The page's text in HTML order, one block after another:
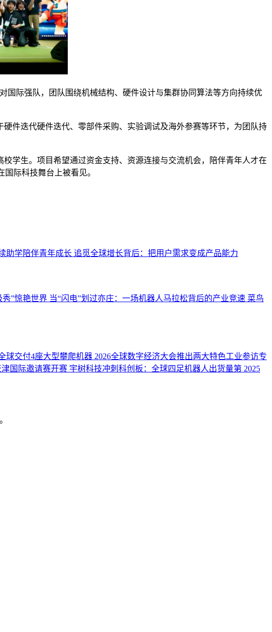
国际强队，团队围绕机械结构、硬件设计与集群协同算法等方向持续优
件迭代硬件迭代、零部件采购、实验调试及海外参赛等环节，为团队持
学生。项目希望通过资金支持、资源连接与交流机会，陪伴青年人才在
际科技舞台上被看见。
助学陪伴青年成长 追觅全球增长背后：把用户需求变成产品能力
”惊艳世界 当“闪电”划过亦庄：一场机器人马拉松背后的产业竞速 菜鸟
球交付4座大型攀爬机器 2026全球数字经济大会推出两大特色工业参访专
国际邀请赛开赛 宇树科技冲刺科创板：全球四足机器人出货量第 2025